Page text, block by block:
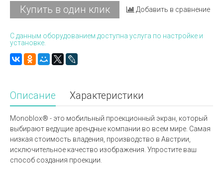
Купить в один клик Добавить в сравнение
С данным оборудованием доступна услуга по настройке и
установке.
Описание Характеристики
Monoblox® - это мобильный проекционный экран, который
выбирают ведущие арендные компании во всем мире. Самая
низкая стоимость владения, производство в Австрии,
исключительное качество изображения. Упростите ваш
способ создания проекции.